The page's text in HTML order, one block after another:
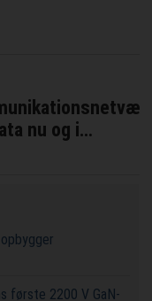
nu og i
første 2200 V GaN-